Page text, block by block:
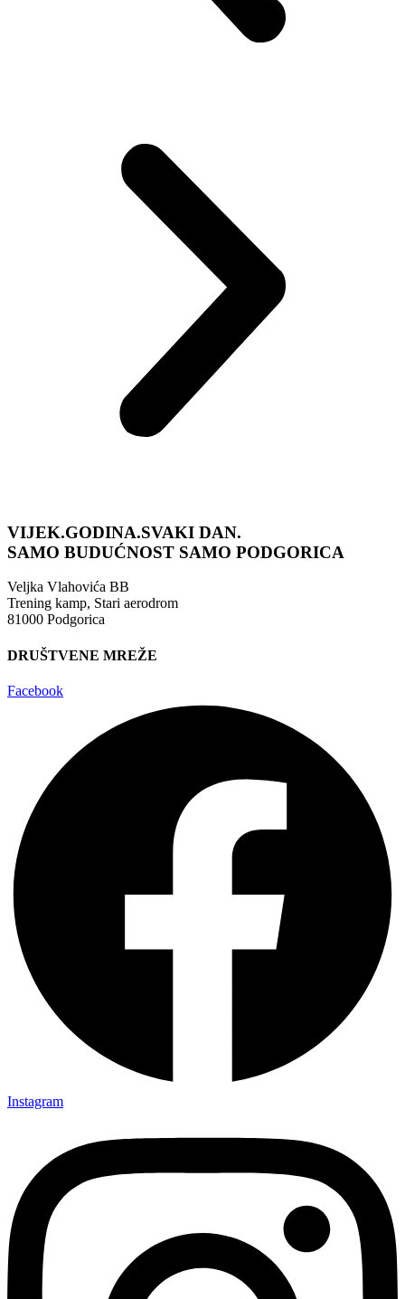
VIJEK.GODINA.SVAKI DAN.
SAMO BUDUĆNOST SAMO PODGORICA
Veljka Vlahovića BB
Trening kamp, Stari aerodrom
81000 Podgorica
DRUŠTVENE MREŽE
Facebook
Instagram